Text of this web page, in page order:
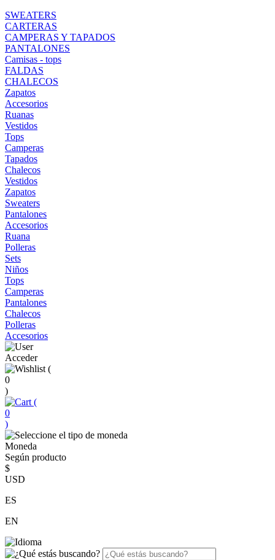
SWEATERS
CARTERAS
CAMPERAS Y TAPADOS
PANTALONES
Camisas - tops
FALDAS
CHALECOS
Zapatos
Accesorios
Ruanas
Vestidos
Tops
Camperas
Tapados
Chalecos
Vestidos
Zapatos
Sweaters
Pantalones
Accesorios
Ruana
Polleras
Sets
Niños
Tops
Camperas
Pantalones
Chalecos
Polleras
Accesorios
Acceder
(
0
)
(
0
)
Moneda
Según producto
$
USD
ES
EN